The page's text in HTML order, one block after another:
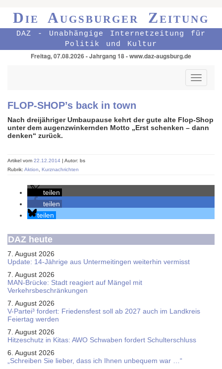
Die Augsburger Zeitung
DAZ - Unabhängige Internetzeitung für
Politik und Kultur
Freitag, 07.08.2026 - Jahrgang 18 - www.daz-augsburg.de
Toggle
FLOP-SHOP’s back in town
Nach dreijähriger Umbaupause kehrt der gute alte Flop-Shop
unter dem augen­zwinkernden Motto „Erst schenken – dann
denken“ zurück.
Artikel vom 22.12.2014 | Autor: bs
Rubrik: Aktion Kurznachrichten
teilen
teilen
teilen
DAZ heute
7. August 2026
Update: 14-Jährige aus Untermeitingen weiterhin vermisst
7. August 2026
MAN-Brücke: Stadt reagiert auf Mängel mit
Verkehrsbeschränkungen
7. August 2026
V-Partei­³ fordert: Friedens­fest soll ab 2027 auch im Land­kreis
Feier­tag werden
7. August 2026
Hitzeschutz in Kitas: AWO Schwaben fordert Schulterschluss
6. August 2026
„Schreiben Sie lieber, dass ich Ihnen unbequem war …“